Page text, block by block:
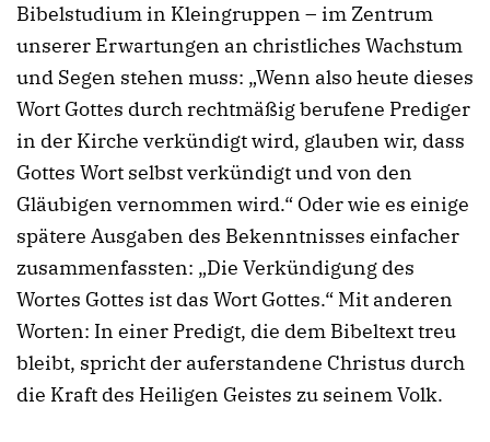
Bibelstudium in Kleingruppen – im Zentrum
unserer Erwartungen an christliches Wachstum
und Segen stehen muss: „Wenn also heute dieses
Wort Gottes durch rechtmäßig berufene Prediger
in der Kirche verkündigt wird, glauben wir, dass
Gottes Wort selbst verkündigt und von den
Gläubigen vernommen wird.“ Oder wie es einige
spätere Ausgaben des Bekenntnisses einfacher
zusammenfassten: „Die Verkündigung des
Wortes Gottes ist das Wort Gottes.“ Mit anderen
Worten: In einer Predigt, die dem Bibeltext treu
bleibt, spricht der auferstandene Christus durch
die Kraft des Heiligen Geistes zu seinem Volk.